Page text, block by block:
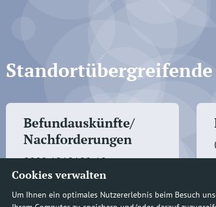
Cookies verwalten
Um Ihnen ein optimales Nutzererlebnis beim Besuch
Befundauskünfte/
Nachforderungen
0800 1219100-10